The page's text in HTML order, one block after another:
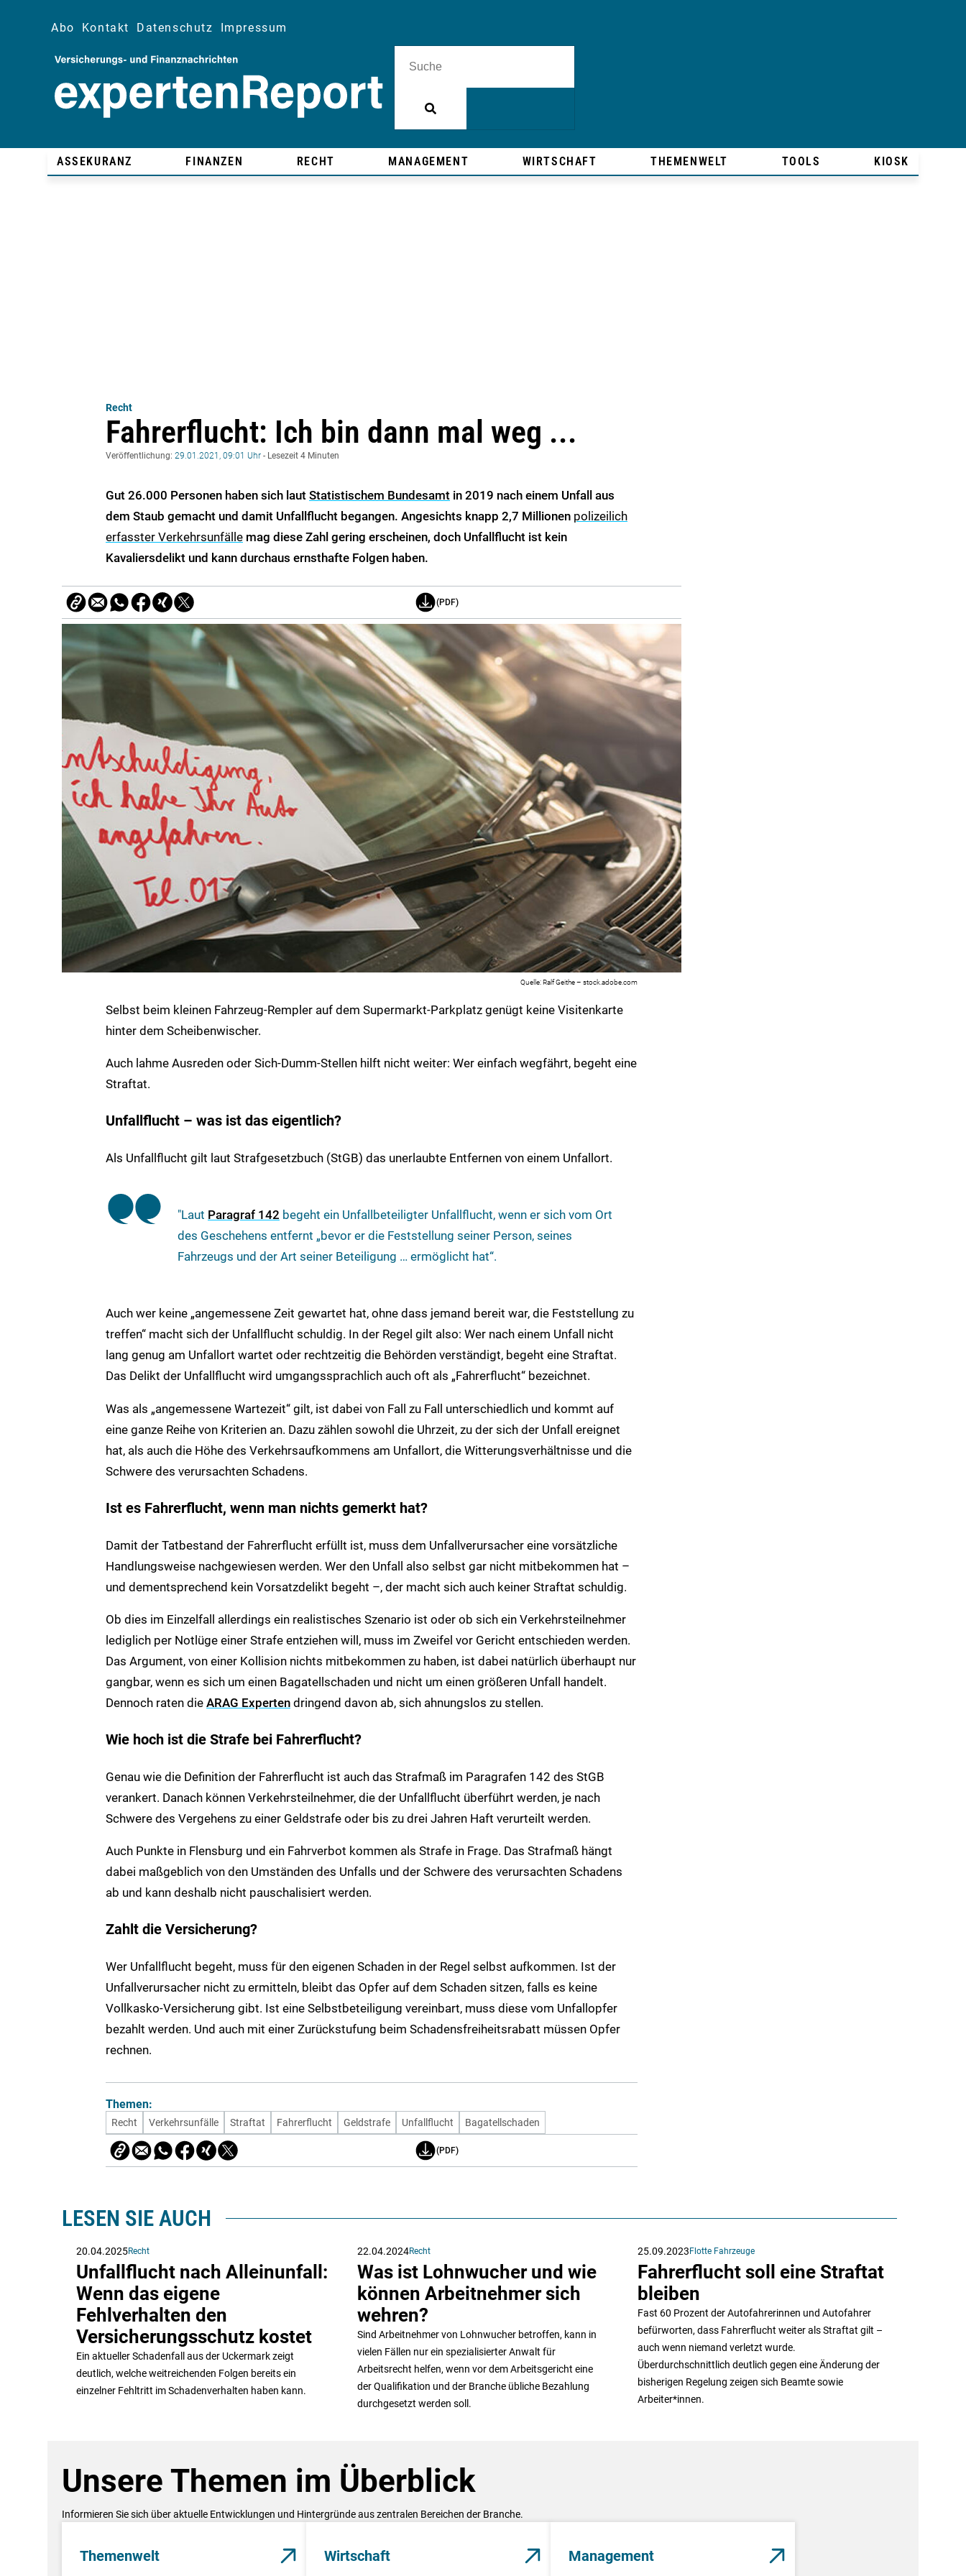
Abo Kontakt Datenschutz Impressum
ASSEKURANZ FINANZEN RECHT MANAGEMENT WIRTSCHAFT THEMENWELT TOOLS KIOSK
Recht
Fahrerflucht: Ich bin dann mal weg ...
Veröffentlichung: 29.01.2021, 09:01 Uhr - Lesezeit 4 Minuten
Gut 26.000 Personen haben sich laut Statistischem Bundesamt in 2019 nach einem Unfall aus
dem Staub gemacht und damit Unfallflucht begangen. Angesichts knapp 2,7 Millionen polizeilich
erfasster Verkehrsunfälle mag diese Zahl gering erscheinen, doch Unfallflucht ist kein
Kavaliersdelikt und kann durchaus ernsthafte Folgen haben.
(PDF)
Ralf Geithe – stock.adobe.com
Selbst beim kleinen Fahrzeug-Rempler auf dem Supermarkt-Parkplatz genügt keine Visitenkarte
hinter dem Scheibenwischer.
Auch lahme Ausreden oder Sich-Dumm-Stellen hilft nicht weiter: Wer einfach wegfährt, begeht eine
Straftat.
Unfallflucht – was ist das eigentlich?
Als Unfallflucht gilt laut Strafgesetzbuch (StGB) das unerlaubte Entfernen von einem Unfallort.
"Laut Paragraf 142 begeht ein Unfallbeteiligter Unfallflucht, wenn er sich vom Ort
des Geschehens entfernt „bevor er die Feststellung seiner Person, seines
Fahrzeugs und der Art seiner Beteiligung … ermöglicht hat“.
Auch wer keine „angemessene Zeit gewartet hat, ohne dass jemand bereit war, die Feststellung zu
treffen“ macht sich der Unfallflucht schuldig. In der Regel gilt also: Wer nach einem Unfall nicht
lang genug am Unfallort wartet oder rechtzeitig die Behörden verständigt, begeht eine Straftat.
Das Delikt der Unfallflucht wird umgangssprachlich auch oft als „Fahrerflucht“ bezeichnet.
Was als „angemessene Wartezeit“ gilt, ist dabei von Fall zu Fall unterschiedlich und kommt auf
eine ganze Reihe von Kriterien an. Dazu zählen sowohl die Uhrzeit, zu der sich der Unfall ereignet
hat, als auch die Höhe des Verkehrsaufkommens am Unfallort, die Witterungsverhältnisse und die
Schwere des verursachten Schadens.
Ist es Fahrerflucht, wenn man nichts gemerkt hat?
Damit der Tatbestand der Fahrerflucht erfüllt ist, muss dem Unfallverursacher eine vorsätzliche
Handlungsweise nachgewiesen werden. Wer den Unfall also selbst gar nicht mitbekommen hat –
und dementsprechend kein Vorsatzdelikt begeht –, der macht sich auch keiner Straftat schuldig.
Ob dies im Einzelfall allerdings ein realistisches Szenario ist oder ob sich ein Verkehrsteilnehmer
lediglich per Notlüge einer Strafe entziehen will, muss im Zweifel vor Gericht entschieden werden.
Das Argument, von einer Kollision nichts mitbekommen zu haben, ist dabei natürlich überhaupt nur
gangbar, wenn es sich um einen Bagatellschaden und nicht um einen größeren Unfall handelt.
Dennoch raten die ARAG Experten dringend davon ab, sich ahnungslos zu stellen.
Wie hoch ist die Strafe bei Fahrerflucht?
Genau wie die Definition der Fahrerflucht ist auch das Strafmaß im Paragrafen 142 des StGB
verankert. Danach können Verkehrsteilnehmer, die der Unfallflucht überführt werden, je nach
Schwere des Vergehens zu einer Geldstrafe oder bis zu drei Jahren Haft verurteilt werden.
Auch Punkte in Flensburg und ein Fahrverbot kommen als Strafe in Frage. Das Strafmaß hängt
dabei maßgeblich von den Umständen des Unfalls und der Schwere des verursachten Schadens
ab und kann deshalb nicht pauschalisiert werden.
Zahlt die Versicherung?
Wer Unfallflucht begeht, muss für den eigenen Schaden in der Regel selbst aufkommen. Ist der
Unfallverursacher nicht zu ermitteln, bleibt das Opfer auf dem Schaden sitzen, falls es keine
Vollkasko-Versicherung gibt. Ist eine Selbstbeteiligung vereinbart, muss diese vom Unfallopfer
bezahlt werden. Und auch mit einer Zurückstufung beim Schadensfreiheitsrabatt müssen Opfer
rechnen.
Themen:
Recht Verkehrsunfälle Straftat Fahrerflucht Geldstrafe Unfallflucht Bagatellschaden
(PDF)
LESEN SIE AUCH
20.04.2025Recht
Unfallflucht nach Alleinunfall:
Wenn das eigene
Fehlverhalten den
Versicherungsschutz kostet
Ein aktueller Schadenfall aus der Uckermark zeigt
deutlich, welche weitreichenden Folgen bereits ein
einzelner Fehltritt im Schadenverhalten haben kann.
22.04.2024Recht
Was ist Lohnwucher und wie
können Arbeitnehmer sich
wehren?
Sind Arbeitnehmer von Lohnwucher betroffen, kann in
vielen Fällen nur ein spezialisierter Anwalt für
Arbeitsrecht helfen, wenn vor dem Arbeitsgericht eine
der Qualifikation und der Branche übliche Bezahlung
durchgesetzt werden soll.
25.09.2023 Flotte Fahrzeuge
Fahrerflucht soll eine Straftat
bleiben
Fast 60 Prozent der Autofahrerinnen und Autofahrer
befürworten, dass Fahrerflucht weiter als Straftat gilt –
auch wenn niemand verletzt wurde.
Überdurchschnittlich deutlich gegen eine Änderung der
bisherigen Regelung zeigen sich Beamte sowie
Arbeiter*innen.
Unsere Themen im Überblick
Informieren Sie sich über aktuelle Entwicklungen und Hintergründe aus zentralen Bereichen der Branche.
Themenwelt Wirtschaft Management